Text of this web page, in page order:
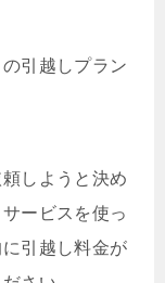
引越しプラン
しようと決め
ービスを使っ
引越し料金が